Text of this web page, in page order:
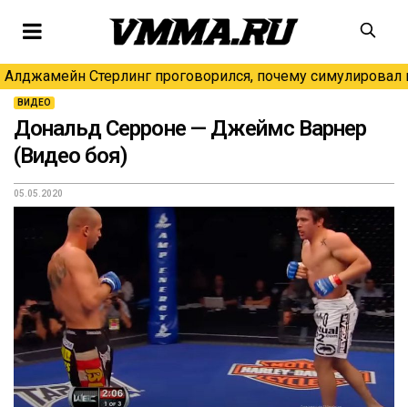
Алджамейн Стерлинг проговорился, почему симулировал
ВИДЕО
Дональд Серроне — Джеймс Варнер
(Видео боя)
05.05.2020